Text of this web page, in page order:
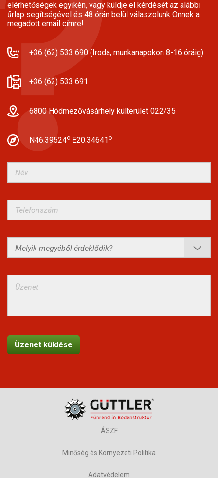
elérhetőségek egyikén, vagy küldje el kérdését az alábbi
űrlap segítségével és 48 órán belül válaszolunk Önnek a
megadott email címre!
+36 (62) 533 690 (Iroda, munkanapokon 8-16 óráig)
+36 (62) 533 691
6800 Hódmezővásárhely külterület 022/35
N46.39524o E20.34641 o
ÁSZF
Minőség és Környezeti Politika
Adatvédelem